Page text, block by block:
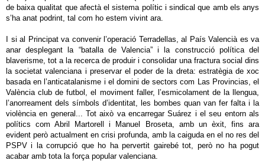
de baixa qualitat que afectà el sistema polític i sindical que amb els anys
s’ha anat podrint, tal com ho estem vivint ara.
I si al Principat va convenir l’operació Terradellas, al País Valencià es va
anar desplegant la “batalla de Valencia” i la construcció política del
blaverisme, tot a la recerca de produir i consolidar una fractura social dins
la societat valenciana i preservar el poder de la dreta: estratègia de xoc
basada en l’anticatalanisme i el domini de sectors com Las Provincias, el
València club de futbol, el moviment faller, l’esmicolament de la llengua,
l’anorreament dels símbols d’identitat, les bombes quan van fer falta i la
violència en general... Tot això va encarregar Suárez i el seu entorn als
polítics com Abril Martorell i Manuel Broseta, amb un èxit, fins ara
evident però actualment en crisi profunda, amb la caiguda en el no res del
PSPV i la corrupció que ho ha pervertit gairebé tot, però no ha pogut
acabar amb tota la força popular valenciana.